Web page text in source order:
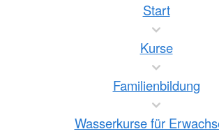
Start
Kurse
Familienbildung
Wasserkurse für